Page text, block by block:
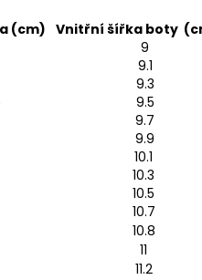
(cm) Vnitřní šířka boty
9
9.1
9.3
9.5
9.7
9.9
10.1
10.3
10.5
10.7
10.8
11
11.2